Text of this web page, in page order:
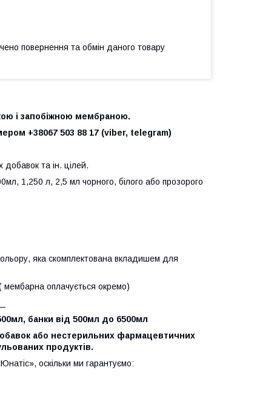
повернення та обмін даного товару
і запобіжною мембраною.
+38067 503 88 17 (viber, telegram)
добавок та ін. цілей.
1,250 л, 2,5 мл чорного, білого або прозорого
яка скомплектована вкладишем для
оплачується окремо)
банки від 500мл до 6500мл
або нестерильних фармацевтичних
продуктів.
оскільки ми гарантуємо: